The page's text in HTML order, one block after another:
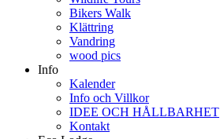
Bikers Walk
Klättring
Vandring
wood pics
Info
Kalender
Info och Villkor
IDEE OCH HÅLLBARHET
Kontakt